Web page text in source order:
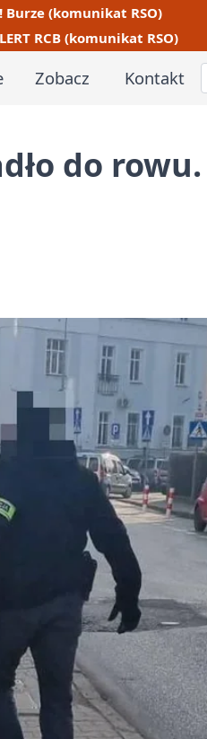
Burze (komunikat RSO)
RCB (komunikat RSO)
Zobacz Kontakt
do rowu.